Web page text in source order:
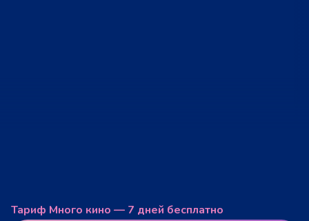
Тариф Много кино — 7 дней бесплатно